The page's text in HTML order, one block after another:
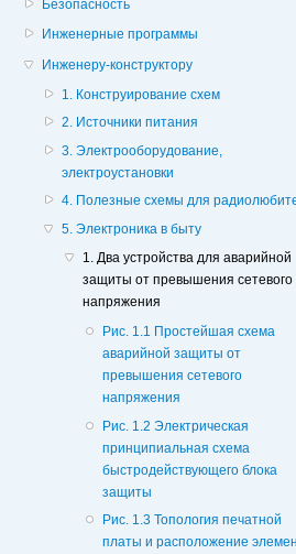
Безопасность
Инженерные программы
Инженеру-конструктору
1. Конструирование схем
2. Источники питания
3. Электрооборудование,
электроустановки
4. Полезные схемы для
5. Электроника в быту
1. Два устройства для аварийной
защиты от превышения сетевого
напряжения
Рис. 1.1 Простейшая схема
аварийной защиты от
превышения сетевого
напряжения
Рис. 1.2 Электрическая
принципиальная схема
быстродействующего блока
защиты
Рис. 1.3 Топология печатной
платы и расположение